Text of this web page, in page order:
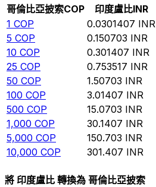
哥倫比亞披索COP 印度盧比INR
1 COP 0.0301407 INR
5 COP 0.150703 INR
10 COP 0.301407 INR
25 COP 0.753517 INR
50 COP 1.50703 INR
100 COP 3.01407 INR
500 COP 15.0703 INR
1,000 COP 30.1407 INR
5,000 COP 150.703 INR
10,000 COP 301.407 INR
將 印度盧比 轉換為 哥倫比亞披索